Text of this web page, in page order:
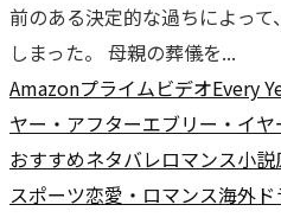
前のある決定的な過ちによっ
しまった。 母親の葬儀を...
AmazonプライムビデオEvery
ヤー・アフターエブリー・イ
おすすめネタバレロマンス小
スポーツ恋愛・ロマンス海外ド